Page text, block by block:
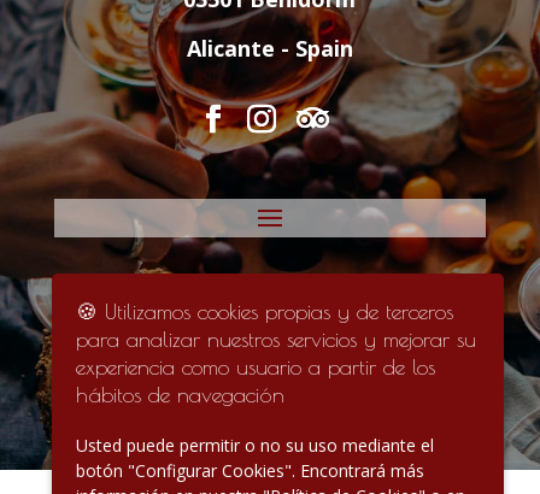
Alicante - Spain
🍪 Utilizamos cookies propias y de terceros
para analizar nuestros servicios y mejorar su
experiencia como usuario a partir de los
hábitos de navegación
Usted puede permitir o no su uso mediante el
botón "Configurar Cookies". Encontrará más